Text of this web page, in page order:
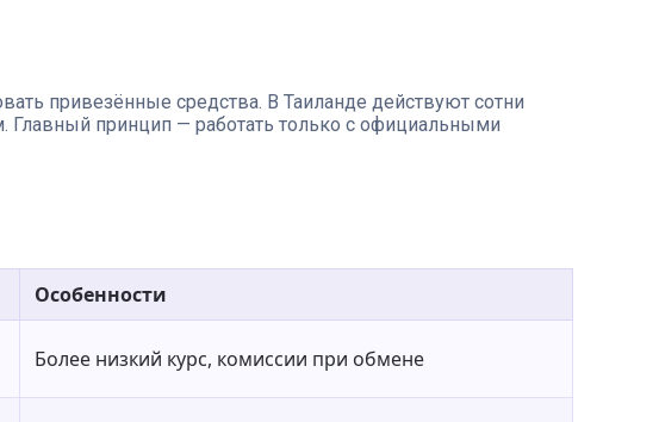
привезённые средства. В Таиланде действуют сотни
принцип — работать только с официальными
Особенности
Более низкий курс, комиссии при обмене